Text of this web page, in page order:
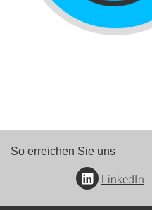
So erreichen Sie uns
LinkedIn